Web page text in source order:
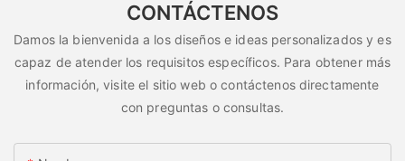
CONTÁCTENOS
Damos la bienvenida a los diseños e ideas personalizados y es
capaz de atender los requisitos específicos. Para obtener más
información, visite el sitio web o contáctenos directamente
con preguntas o consultas.